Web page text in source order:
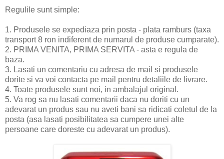
Regulile sunt simple:
1. Produsele se expediaza prin posta - plata ramburs (taxa
transport 8 ron indiferent de numarul de produse cumparate).
2. PRIMA VENITA, PRIMA SERVITA - asta e regula de
baza.
3. Lasati un comentariu cu adresa de mail si produsele
dorite si va voi contacta pe mail pentru detaliile de livrare.
4. Toate produsele sunt noi, in ambalajul original.
5. Va rog sa nu lasati comentarii daca nu doriti cu un
adevarat un produs sau nu aveti bani sa ridicati coletul de la
posta (asa lasati posibilitatea sa cumpere unei alte
persoane care doreste cu adevarat un produs).